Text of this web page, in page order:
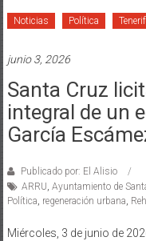
Noticias Política
junio 3, 2026
Santa Cruz
integral de un
García
Publicado por: El Alisio
ARRU, Ayuntamiento de
Política, regeneración urbana,
Miércoles, 3 de junio de